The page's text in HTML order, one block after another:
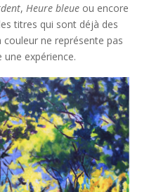
, Heure bleueou encore
titres qui sont déjà des
ne représente pas
une expérience.